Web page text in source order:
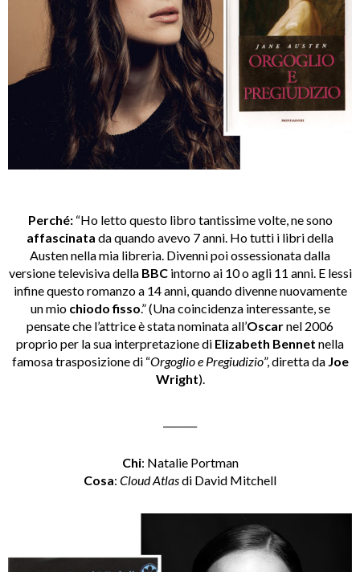
Perché:“Ho letto questo libro tantissime volte, ne sono
affascinata da quando avevo 7 anni. Ho tutti i libri della
Austen nella mia libreria. Divenni poi ossessionata dalla
versione televisiva dellaBBCintorno ai 10 o agli 11 anni. E lessi
infine questo romanzo a 14 anni, quando divenne nuovamente
un mio chiodo fisso.” (Una coincidenza interessante, se
pensate che l’attrice è stata nominata all’Oscarnel 2006
proprio per la sua interpretazione di Elizabeth Bennet nella
famosa trasposizione di “Orgoglio e Pregiudizio”, diretta da Joe
Wright).
Chi: Natalie Portman
Cosa: Cloud Atlasdi David Mitchell